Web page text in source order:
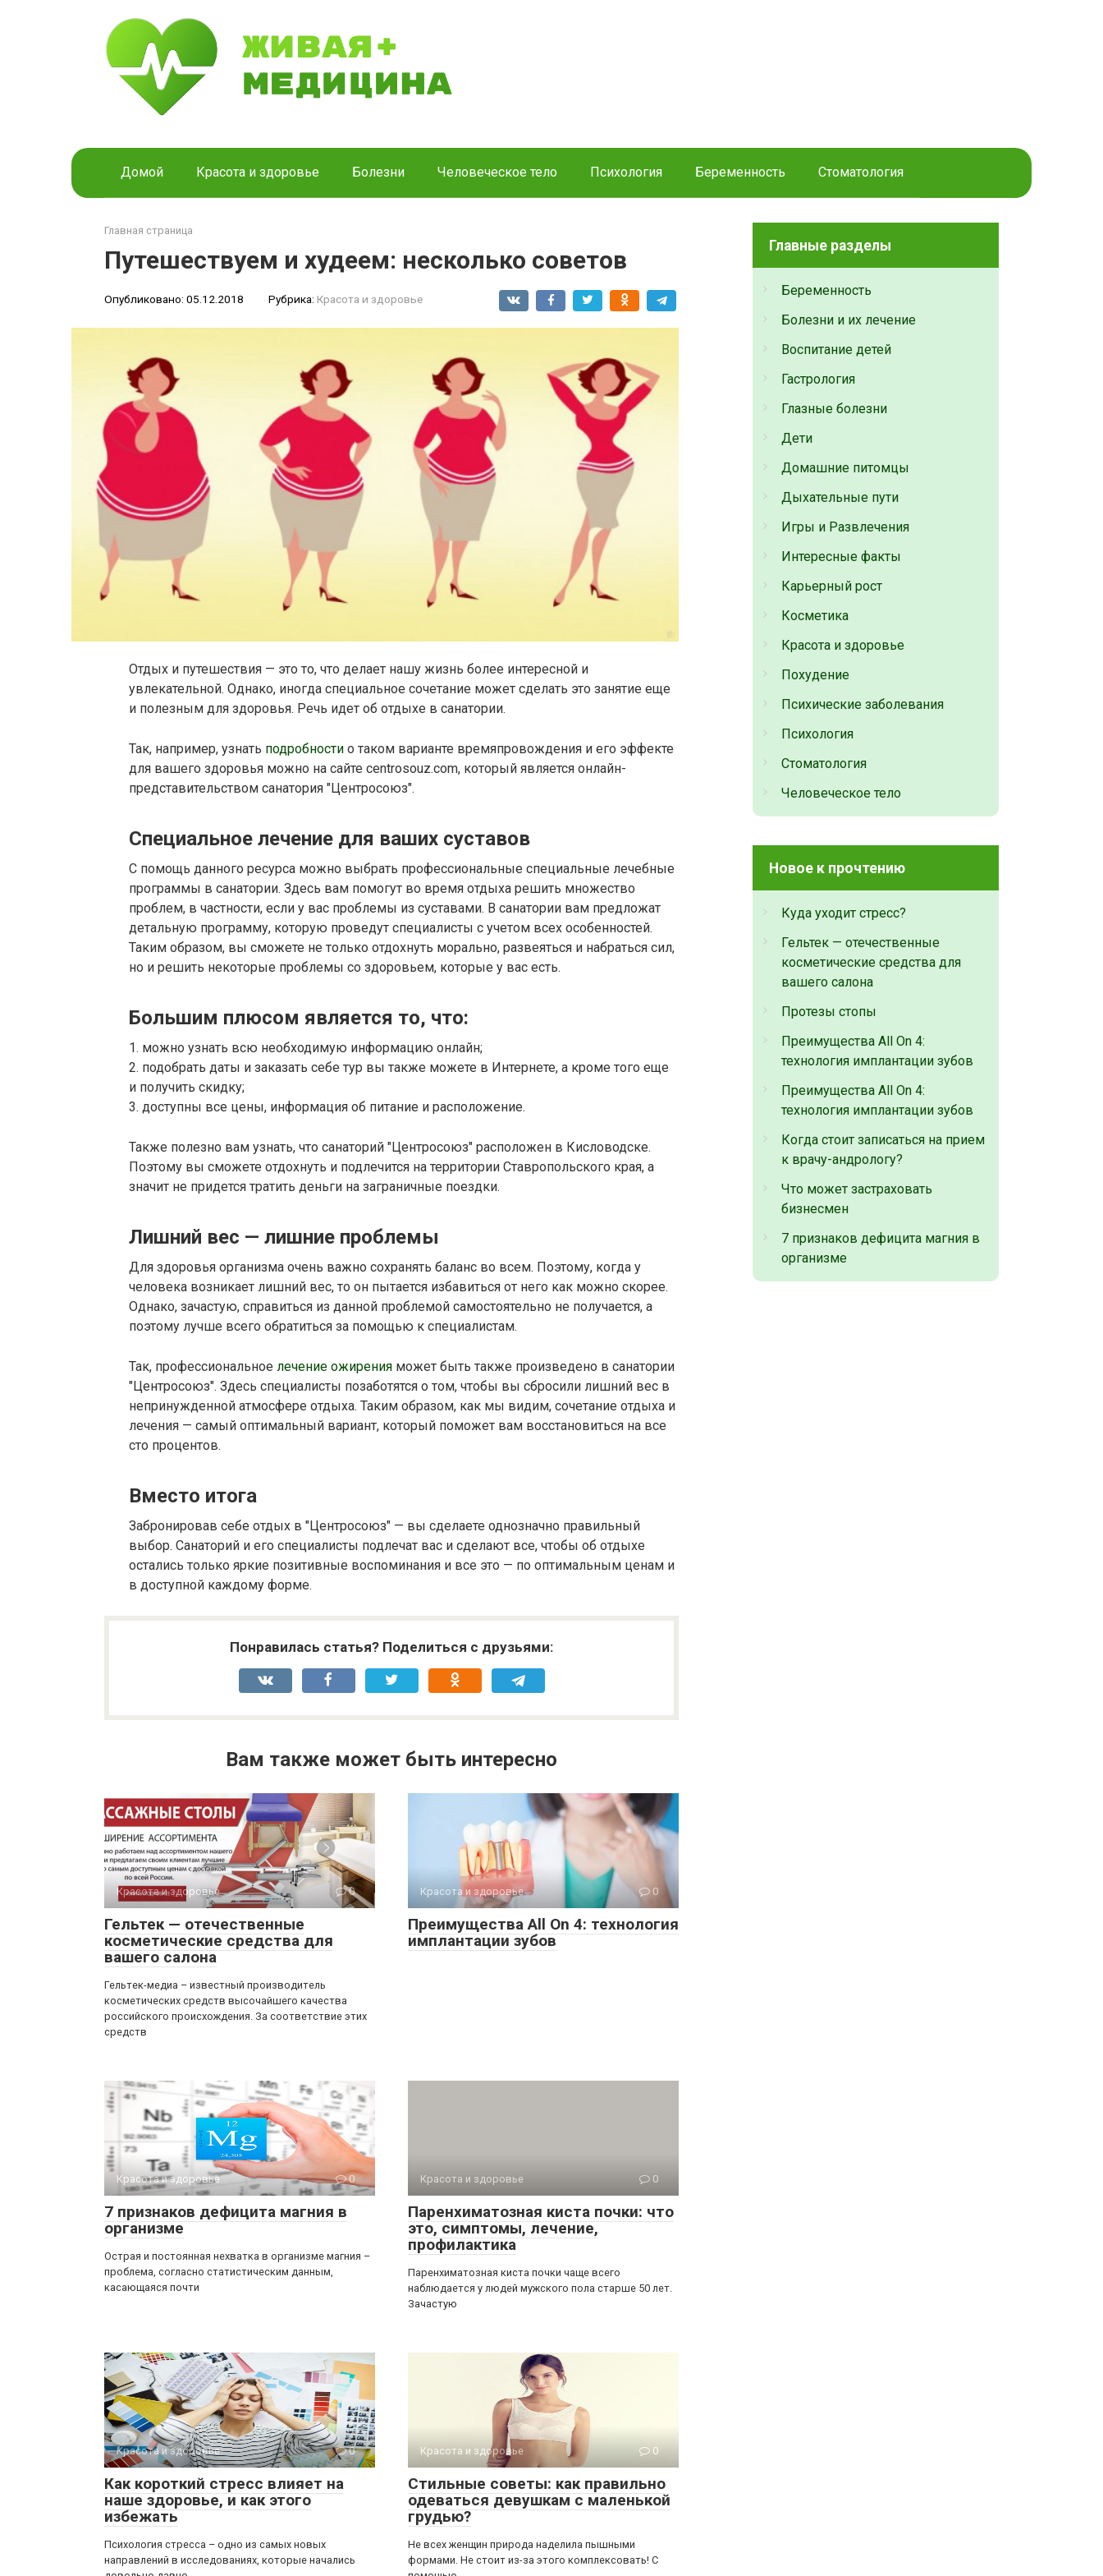
Домой Красота и здоровье Болезни Человеческое тело Психология Беременность Стоматология
Главная страница
Путешествуем и худеем: несколько советов
Опубликовано: 05.12.2018 Рубрика: Красота и здоровье
Отдых и путешествия — это то, что делает нашу жизнь более интересной и
увлекательной. Однако, иногда специальное сочетание может сделать это занятие еще
и полезным для здоровья. Речь идет об отдыхе в санатории.
Так, например, узнать подробности о таком варианте времяпровождения и его эффекте
для вашего здоровья можно на сайте centrosouz.com, который является онлайн-
представительством санатория "Центросоюз".
Специальное лечение для ваших суставов
С помощь данного ресурса можно выбрать профессиональные специальные лечебные
программы в санатории. Здесь вам помогут во время отдыха решить множество
проблем, в частности, если у вас проблемы из суставами. В санатории вам предложат
детальную программу, которую проведут специалисты с учетом всех особенностей.
Таким образом, вы сможете не только отдохнуть морально, развеяться и набраться сил,
но и решить некоторые проблемы со здоровьем, которые у вас есть.
Большим плюсом является то, что:
1. можно узнать всю необходимую информацию онлайн;
2. подобрать даты и заказать себе тур вы также можете в Интернете, а кроме того еще
и получить скидку;
3. доступны все цены, информация об питание и расположение.
Также полезно вам узнать, что санаторий "Центросоюз" расположен в Кисловодске.
Поэтому вы сможете отдохнуть и подлечится на территории Ставропольского края, а
значит не придется тратить деньги на заграничные поездки.
Лишний вес — лишние проблемы
Для здоровья организма очень важно сохранять баланс во всем. Поэтому, когда у
человека возникает лишний вес, то он пытается избавиться от него как можно скорее.
Однако, зачастую, справиться из данной проблемой самостоятельно не получается, а
поэтому лучше всего обратиться за помощью к специалистам.
Так, профессиональное лечение ожирения может быть также произведено в санатории
"Центросоюз". Здесь специалисты позаботятся о том, чтобы вы сбросили лишний вес в
непринужденной атмосфере отдыха. Таким образом, как мы видим, сочетание отдыха и
лечения — самый оптимальный вариант, который поможет вам восстановиться на все
сто процентов.
Вместо итога
Забронировав себе отдых в "Центросоюз" — вы сделаете однозначно правильный
выбор. Санаторий и его специалисты подлечат вас и сделают все, чтобы об отдыхе
остались только яркие позитивные воспоминания и все это — по оптимальным ценам и
в доступной каждому форме.
Понравилась статья? Поделиться с друзьями:
Вам также может быть интересно
Красота и здоровье 0
Гельтек — отечественные
косметические средства для
вашего салона
Гельтек-медиа – известный производитель
косметических средств высочайшего качества
российского происхождения. За соответствие этих
средств
Красота и здоровье 0
Преимущества All On 4: технология
имплантации зубов
Красота и здоровье 0
7 признаков дефицита магния в
организме
Острая и постоянная нехватка в организме магния –
проблема, согласно статистическим данным,
касающаяся почти
Красота и здоровье 0
Паренхиматозная киста почки: что
это, симптомы, лечение,
профилактика
Паренхиматозная киста почки чаще всего
наблюдается у людей мужского пола старше 50 лет.
Зачастую
Красота и здоровье 0
Как короткий стресс влияет на
наше здоровье, и как этого
избежать
Психология стресса – одно из самых новых
направлений в исследованиях, которые начались
Красота и здоровье 0
Стильные советы: как правильно
одеваться девушкам с маленькой
грудью?
Не всех женщин природа наделила пышными
формами. Не стоит из-за этого комплексовать! С
Главные разделы
Беременность
Болезни и их лечение
Воспитание детей
Гастрология
Глазные болезни
Дети
Домашние питомцы
Дыхательные пути
Игры и Развлечения
Интересные факты
Карьерный рост
Косметика
Красота и здоровье
Похудение
Психические заболевания
Психология
Стоматология
Человеческое тело
Новое к прочтению
Куда уходит стресс?
Гельтек — отечественные
косметические средства для
вашего салона
Протезы стопы
Преимущества All On 4:
технология имплантации зубов
Преимущества All On 4:
технология имплантации зубов
Когда стоит записаться на прием
к врачу-андрологу?
Что может застраховать
бизнесмен
7 признаков дефицита магния в
организме